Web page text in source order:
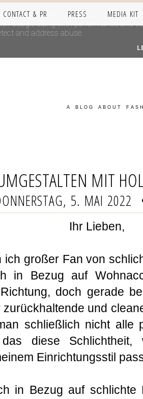
CONTACT & PR PRESS MEDIA KIT
A BLOG ABOUT
MIT
5. MAI 2022
Ihr Lieben,
ich großer Fan von
in Bezug auf
doch gerade
und
schließlich nicht alle
diese
Einrichtungsstil
in Bezug auf
cookies from Google to deliver its
Google along with performance and
and address abuse.